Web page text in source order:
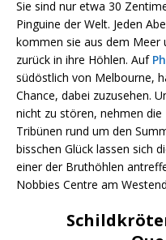
Sie sind nur etwa 30
Pinguine der Welt. Jeden
kommen sie aus dem Meer
zurück in ihre Höhlen. Auf
südöstlich von Melbourne,
Chance, dabei zuzusehen.
nicht zu stören, nehmen
Tribünen rund um den
bisschen Glück lassen sich
einer der Bruthöhlen
Nobbies Centre am